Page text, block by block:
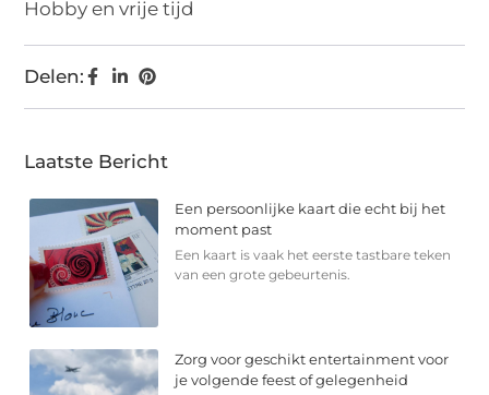
Hobby en vrije tijd
Delen:
Laatste Bericht
Een persoonlijke kaart die echt bij het
moment past
Een kaart is vaak het eerste tastbare teken
van een grote gebeurtenis.
Zorg voor geschikt entertainment voor
je volgende feest of gelegenheid